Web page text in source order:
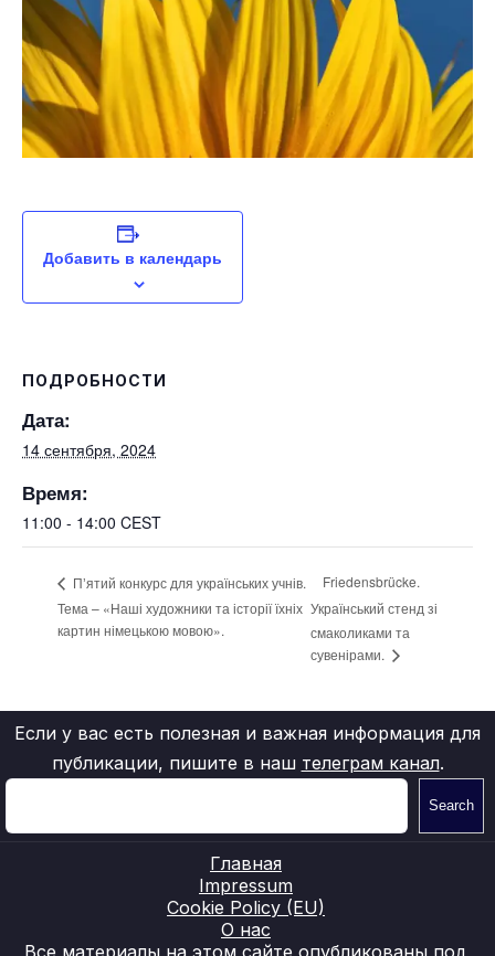
Добавить в календарь
ПОДРОБНОСТИ
Дата:
14 сентября, 2024
Время:
11:00 - 14:00 CEST
Пʼятий конкурс для українських учнів.
Тема – «Наші художники та історії їхніх
картин німецькою мовою».
Friedensbrücke.
Український стенд зі
смаколиками та
сувенірами.
Если у вас есть полезная и важная информация для
публикации, пишите в наш телеграм канал.
Search
Главная
Impressum
Cookie Policy (EU)
О нас